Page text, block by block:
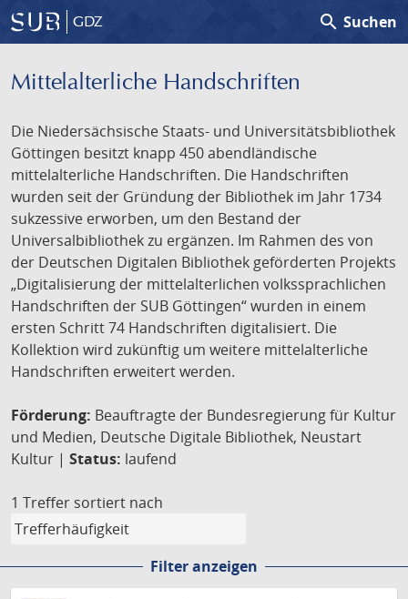
GDZ search Suchen
Mittelalterliche Handschriften
Die Niedersächsische Staats- und Universitätsbibliothek
Göttingen besitzt knapp 450 abendländische
mittelalterliche Handschriften. Die Handschriften
wurden seit der Gründung der Bibliothek im Jahr 1734
sukzessive erworben, um den Bestand der
Universalbibliothek zu ergänzen. Im Rahmen des von
der Deutschen Digitalen Bibliothek geförderten Projekts
„Digitalisierung der mittelalterlichen volkssprachlichen
Handschriften der SUB Göttingen“ wurden in einem
ersten Schritt 74 Handschriften digitalisiert. Die
Kollektion wird zukünftig um weitere mittelalterliche
Handschriften erweitert werden.
Förderung: Beauftragte der Bundesregierung für Kultur
und Medien, Deutsche Digitale Bibliothek, Neustart
Kultur | Status: laufend
1 Treffer sortiert nach
Filter anzeigen